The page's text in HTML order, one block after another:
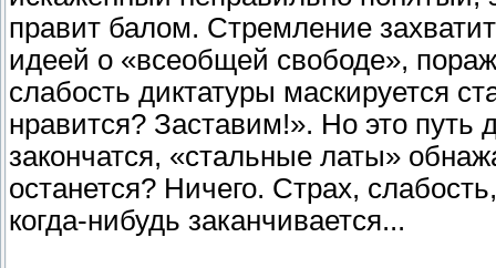
правит балом. Стремление
идеей о «всеобщей свободе»,
слабость диктатуры маскируется
нравится? Заставим!». Но это путь
закончатся, «стальные латы»
останется? Ничего. Страх,
когда-нибудь заканчивается...